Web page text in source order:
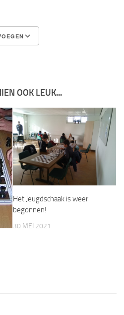
OOK LEUK...
Het Jeugdschaak is weer
begonnen!
30 MEI 2021